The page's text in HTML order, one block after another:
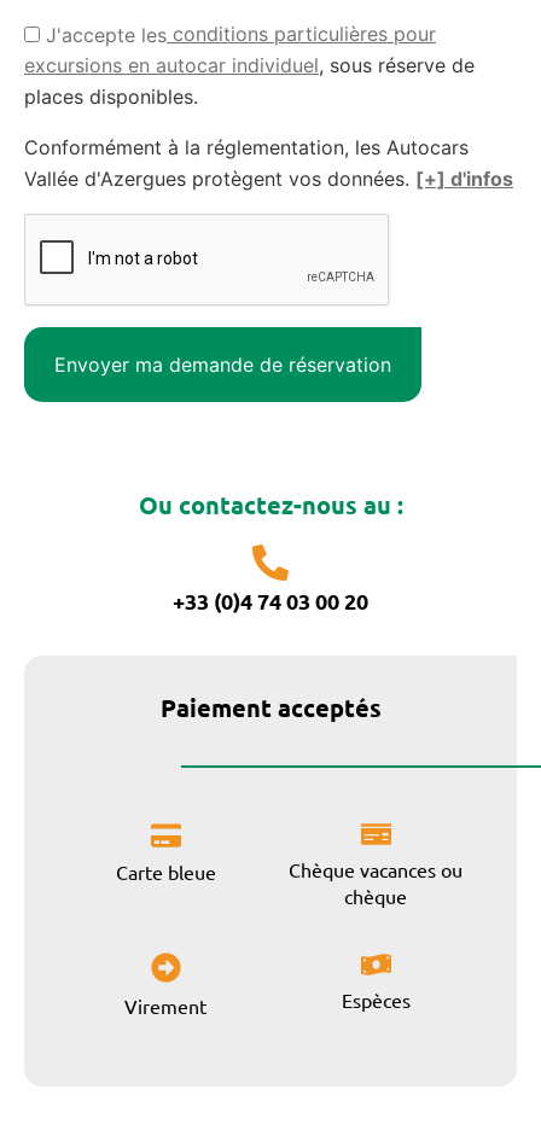
J'accepte les conditions particulières pour
excursions en autocar individuel, sous réserve de
places disponibles.
Conformément à la réglementation, les Autocars
Vallée d'Azergues protègent vos données. [+] d'infos
Ou contactez-nous au :
+33 (0)4 74 03 00 20
Paiement acceptés
Carte bleue
Chèque vacances ou
chèque
Virement Espèces